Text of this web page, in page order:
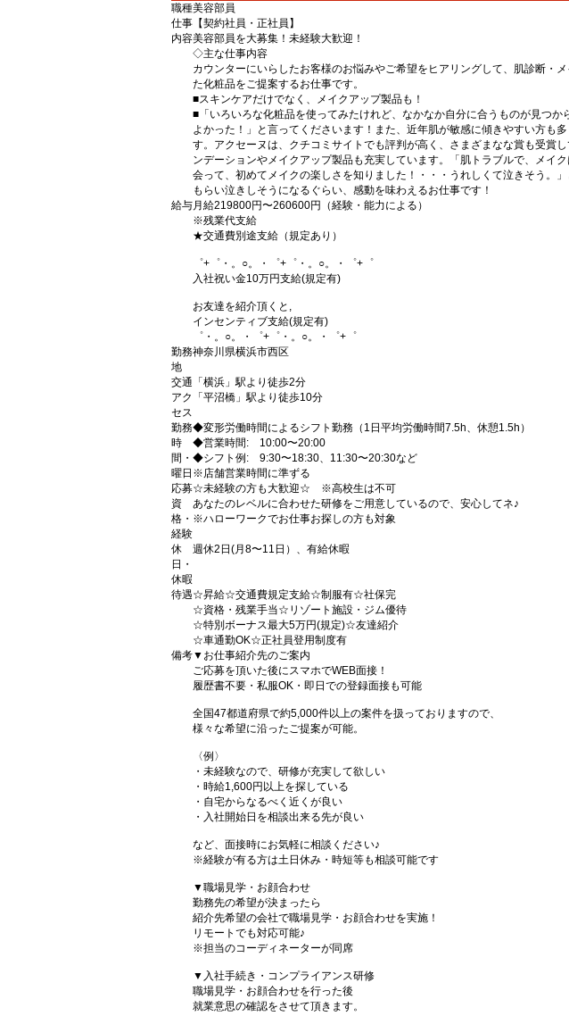
職種美容部員
仕事
内容
【契約社員・正社員】
美容部員を大募集！未経験大歓迎！
◇主な仕事内容
カウンターにいらしたお客様のお悩みやご希望をヒアリングして、肌診断・
た化粧品をご提案するお仕事です。
■スキンケアだけでなく、メイクアップ製品も！
■「いろいろな化粧品を使ってみたけれど、なかなか自分に合うものが見つ
よかった！」と言ってくださいます！また、近年肌が敏感に傾きやすい方も
す。アクセーヌは、クチコミサイトでも評判が高く、さまざまなな賞も受賞
ンデーションやメイクアップ製品も充実しています。「肌トラブルで、メイ
会って、初めてメイクの楽しさを知りました！・・・うれしくて泣きそう。
もらい泣きしそうになるぐらい、感動を味わえるお仕事です！
給与月給219800円〜260600円（経験・能力による）
※残業代支給
★交通費別途支給（規定あり）
゜+゜・。○。・゜+゜・。○。・゜+゜
入社祝い金10万円支給(規定有)
お友達を紹介頂くと,
インセンティブ支給(規定有)
゜・。○。・゜+゜・。○。・゜+゜
勤務
地
神奈川県横浜市西区
交通
アク
セス
「横浜」駅より徒歩2分
「平沼橋」駅より徒歩10分
勤務
時
間・
曜日
◆変形労働時間によるシフト勤務（1日平均労働時間7.5h、休憩1.5h）
◆営業時間: 10:00〜20:00
◆シフト例: 9:30〜18:30、11:30〜20:30など
※店舗営業時間に準ずる
応募
資
格・
経験
☆未経験の方も大歓迎☆ ※高校生は不可
あなたのレベルに合わせた研修をご用意しているので、安心してネ♪
※ハローワークでお仕事お探しの方も対象
休
日・
休暇
週休2日(月8〜11日）、有給休暇
待遇☆昇給☆交通費規定支給☆制服有☆社保完
☆資格・残業手当☆リゾート施設・ジム優待
☆特別ボーナス最大5万円(規定)☆友達紹介
☆車通勤OK☆正社員登用制度有
備考▼お仕事紹介先のご案内
ご応募を頂いた後にスマホでWEB面接！
履歴書不要・私服OK・即日での登録面接も可能
全国47都道府県で約5,000件以上の案件を扱っておりますので、
様々な希望に沿ったご提案が可能。
〈例〉
・未経験なので、研修が充実して欲しい
・時給1,600円以上を探している
・自宅からなるべく近くが良い
・入社開始日を相談出来る先が良い
など、面接時にお気軽に相談ください♪
※経験が有る方は土日休み・時短等も相談可能です
▼職場見学・お顔合わせ
勤務先の希望が決まったら
紹介先希望の会社で職場見学・お顔合わせを実施！
リモートでも対応可能♪
※担当のコーディネーターが同席
▼入社手続き・コンプライアンス研修
職場見学・お顔合わせを行った後
就業意思の確認をさせて頂きます。